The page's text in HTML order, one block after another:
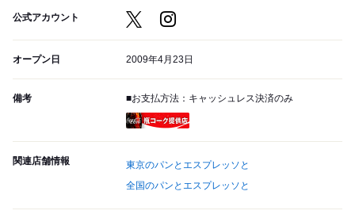
公式アカウント
オープン日 2009年4月23日
備考
■お支払方法：キャッシュレス決済のみ
関連店舗情報
東京のパンとエスプレッソと
全国のパンとエスプレッソと